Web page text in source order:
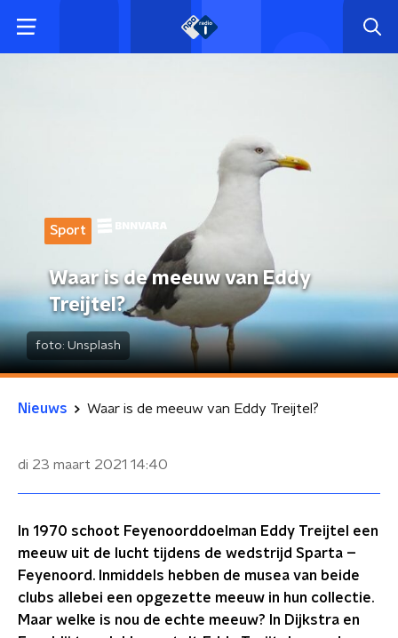
Sport
Waar is de meeuw van Eddy
Treijtel?
foto: Unsplash
Nieuws Waar is de meeuw van Eddy Treijtel?
di 23 maart 2021 14:40
In 1970 schoot Feyenoorddoelman Eddy Treijtel een
meeuw uit de lucht tijdens de wedstrijd Sparta –
Feyenoord. Inmiddels hebben de musea van beide
clubs allebei een opgezette meeuw in hun collectie.
Maar welke is nou de echte meeuw? In Dijkstra en